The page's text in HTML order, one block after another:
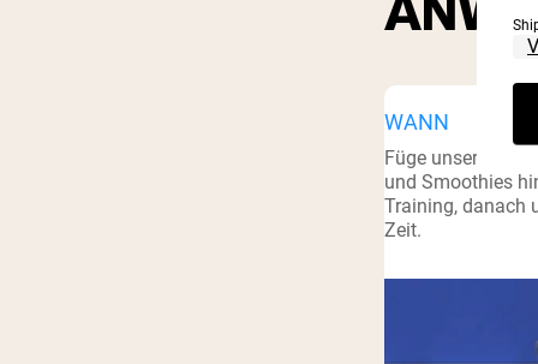
WANN
Füge unser
und Smoothies
Training, danach
Zeit.